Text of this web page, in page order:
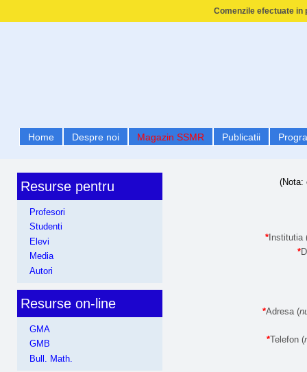
Comenzile efectuate in
Home Despre noi Magazin SSMR Publicatii
(Nota:
*
*
*Adresa (
*Telefon (
Resurse pentru
Profesori
Studenti
Elevi
Media
Autori
Resurse on-line
GMA
GMB
Bull. Math.